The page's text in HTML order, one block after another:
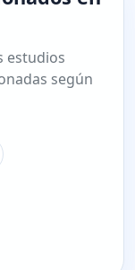
estudios
según